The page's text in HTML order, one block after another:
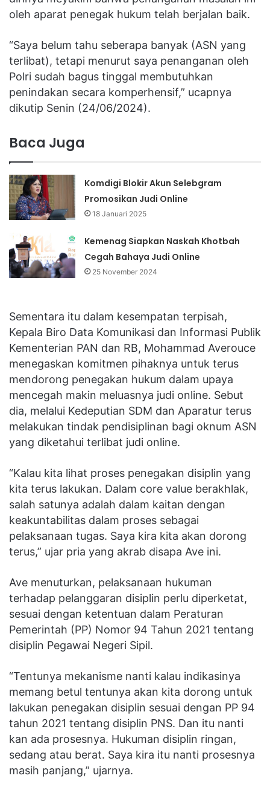
oleh aparat penegak hukum telah berjalan baik.
“Saya belum tahu seberapa banyak (ASN yang
terlibat), tetapi menurut saya penanganan oleh
Polri sudah bagus tinggal membutuhkan
penindakan secara komperhensif,” ucapnya
dikutip Senin (24/06/2024).
Baca Juga
Komdigi Blokir Akun Selebgram
Promosikan Judi Online
18 Januari 2025
Kemenag Siapkan Naskah Khotbah
Cegah Bahaya Judi Online
25 November 2024
Sementara itu dalam kesempatan terpisah,
Kepala Biro Data Komunikasi dan Informasi Publik
Kementerian PAN dan RB, Mohammad Averouce
menegaskan komitmen pihaknya untuk terus
mendorong penegakan hukum dalam upaya
mencegah makin meluasnya judi online. Sebut
dia, melalui Kedeputian SDM dan Aparatur terus
melakukan tindak pendisiplinan bagi oknum ASN
yang diketahui terlibat judi online.
“Kalau kita lihat proses penegakan disiplin yang
kita terus lakukan. Dalam core value berakhlak,
salah satunya adalah dalam kaitan dengan
keakuntabilitas dalam proses sebagai
pelaksanaan tugas. Saya kira kita akan dorong
terus,” ujar pria yang akrab disapa Ave ini.
Ave menuturkan, pelaksanaan hukuman
terhadap pelanggaran disiplin perlu diperketat,
sesuai dengan ketentuan dalam Peraturan
Pemerintah (PP) Nomor 94 Tahun 2021 tentang
disiplin Pegawai Negeri Sipil.
“Tentunya mekanisme nanti kalau indikasinya
memang betul tentunya akan kita dorong untuk
lakukan penegakan disiplin sesuai dengan PP 94
tahun 2021 tentang disiplin PNS. Dan itu nanti
kan ada prosesnya. Hukuman disiplin ringan,
sedang atau berat. Saya kira itu nanti prosesnya
masih panjang,” ujarnya.